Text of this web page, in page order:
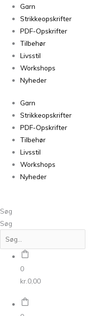
Garn
Strikkeopskrifter
PDF-Opskrifter
Tilbehør
Livsstil
Workshops
Nyheder
Garn
Strikkeopskrifter
PDF-Opskrifter
Tilbehør
Livsstil
Workshops
Nyheder
Søg
Søg
0
kr. 0,00
Shirt
antal